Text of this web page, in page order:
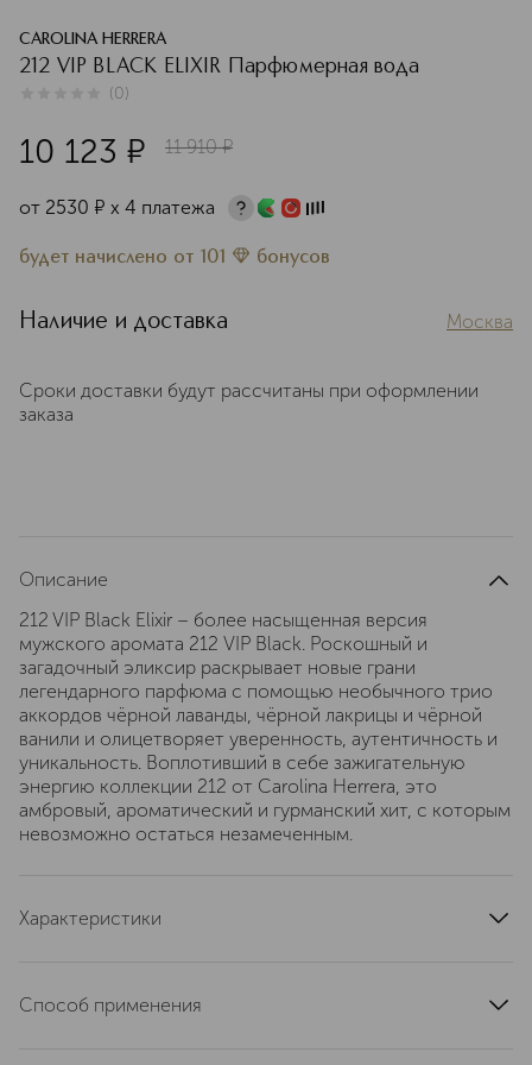
CAROLINA HERRERA
212 VIP BLACK ELIXIR Парфюмерная вода
(0)
10 123 ¤ 11 910 ¤
от 2530 ¤ х 4 платежа
будет начислено от 101 бонусов
Наличие и доставка Москва
Сроки доставки будут рассчитаны при оформлении
заказа
Описание
212 VIP Black Elixir – более насыщенная версия
мужского аромата 212 VIP Black. Роскошный и
загадочный эликсир раскрывает новые грани
легендарного парфюма с помощью необычного трио
аккордов чёрной лаванды, чёрной лакрицы и чёрной
ванили и олицетворяет уверенность, аутентичность и
уникальность. Воплотивший в себе зажигательную
энергию коллекции 212 от Carolina Herrera, это
амбровый, ароматический и гурманский хит, с которым
невозможно остаться незамеченным.
Характеристики
верхние ноты
Способ применения